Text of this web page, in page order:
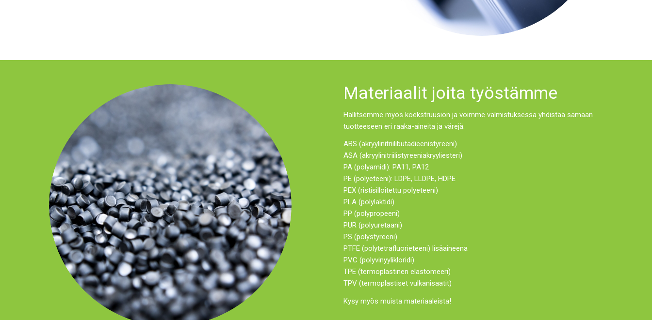
Materiaalit joita työstämme
Hallitsemme myös koekstruusion ja voimme valmistuksessa yhdistää samaan
tuotteeseen eri raaka-aineita ja värejä.
ABS (akryylinitriilibutadieenistyreeni)
ASA (akryylinitriilistyreeniakryyliesteri)
PA (polyamidi): PA11, PA12
PE (polyeteeni): LDPE, LLDPE, HDPE
PEX (ristisilloitettu polyeteeni)
PLA (polylaktidi)
PP (polypropeeni)
PUR (polyuretaani)
PS (polystyreeni)
PTFE (polytetrafluorieteeni) lisäaineena
PVC (polyvinyylikloridi)
TPE (termoplastinen elastomeeri)
TPV (termoplastiset vulkanisaatit)
Kysy myös muista materiaaleista!